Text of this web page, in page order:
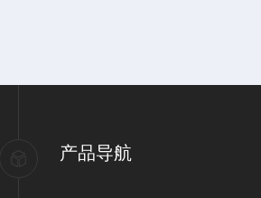
产品导航